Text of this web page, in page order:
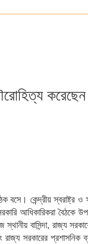
করেছেন
বসে। কেন্দ্রীয় স্বরাষ্ট্র ও
আধিকারিকরা বৈঠকে
বাসিন্দা, রাজ্য
রাজ্য সরকারের প্রশাসনিক